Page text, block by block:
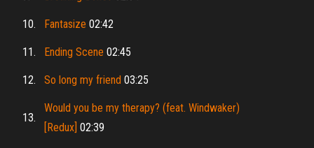
10. Fantasize 02:42
11. Ending Scene 02:45
12. So long my friend 03:25
13.
Would you be my therapy? (feat. Windwaker)
[Redux] 02:39